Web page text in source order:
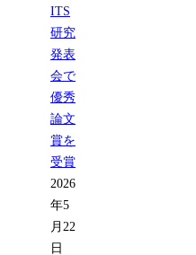
ITS
研究
発表
会で
優秀
論文
賞を
受賞
2026
年5
月22
日